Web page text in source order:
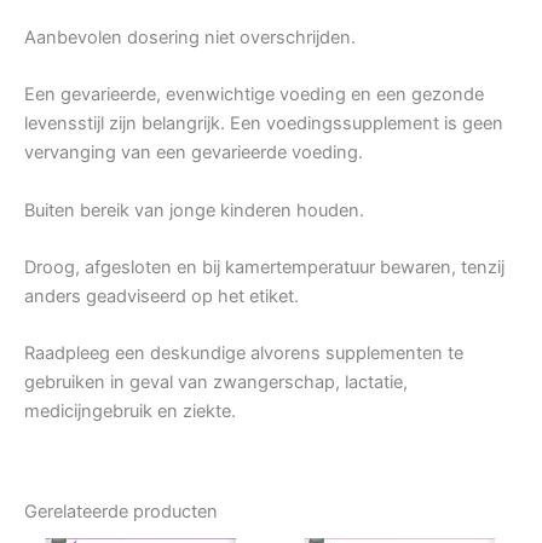
Aanbevolen dosering niet overschrijden.
Een gevarieerde, evenwichtige voeding en een gezonde
levensstijl zijn belangrijk. Een voedingssupplement is geen
vervanging van een gevarieerde voeding.
Buiten bereik van jonge kinderen houden.
Droog, afgesloten en bij kamertemperatuur bewaren, tenzij
anders geadviseerd op het etiket.
Raadpleeg een deskundige alvorens supplementen te
gebruiken in geval van zwangerschap, lactatie,
medicijngebruik en ziekte.
Gerelateerde producten